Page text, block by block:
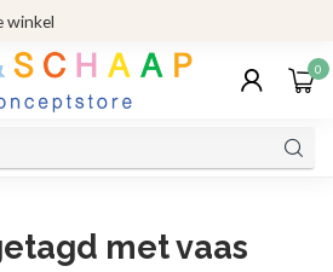
winkel
0
met vaas